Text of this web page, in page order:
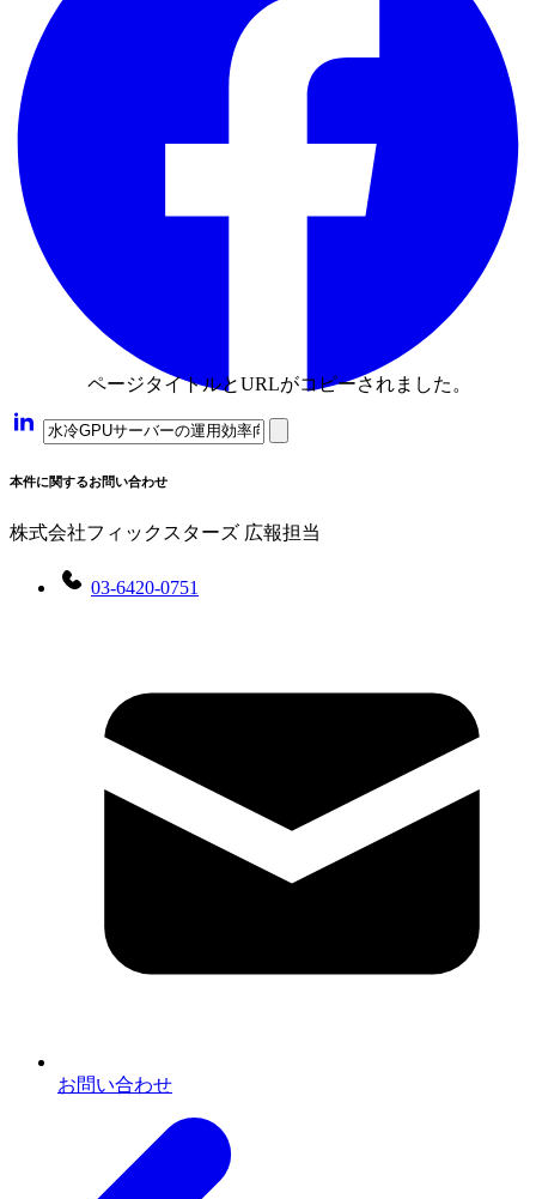
ページタイトルとURLがコピーされました。
本件に関するお問い合わせ
株式会社フィックスターズ 広報担当
03-6420-0751
お問い合わせ